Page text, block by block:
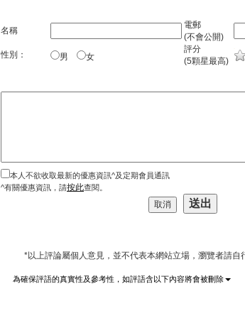
名稱
電郵
(不會公開)
性別：
男 女
評分
(5顆星最高)
本人不欲收取最新的優惠資訊^及定期會員通訊
^有關優惠資訊，請按此查閱。
*以上評論屬個人意見，並不代表本網站立場，瀏覽者請
為確保評語的真實性及參考性，如評語含以下內容將會被刪除